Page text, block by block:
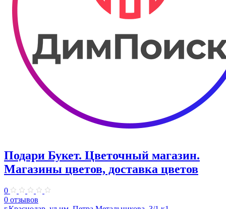
Подари Букет. Цветочный магазин.
Магазины цветов, доставка цветов
0
0 отзывов